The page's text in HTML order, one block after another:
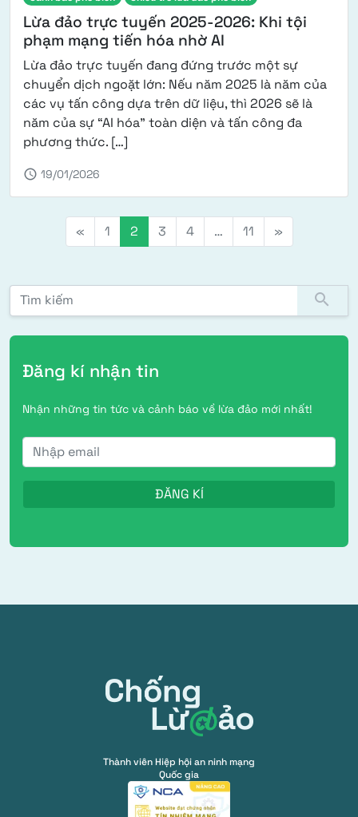
Lừa đảo trực tuyến 2025-2026: Khi tội
phạm mạng tiến hóa nhờ AI
Lừa đảo trực tuyến đang đứng trước một sự
chuyển dịch ngoặt lớn: Nếu năm 2025 là năm của
các vụ tấn công dựa trên dữ liệu, thì 2026 sẽ là
năm của sự “AI hóa” toàn diện và tấn công đa
phương thức. […]
schedule 19/01/2026
điều hướng bài viết
« 1 2 3 4 … 11 »
Tìm kiếm: search
Đăng kí nhận tin
Nhận những tin tức và cảnh báo về lừa đảo mới nhất!
Thành viên Hiệp hội an ninh mạng
Quốc gia